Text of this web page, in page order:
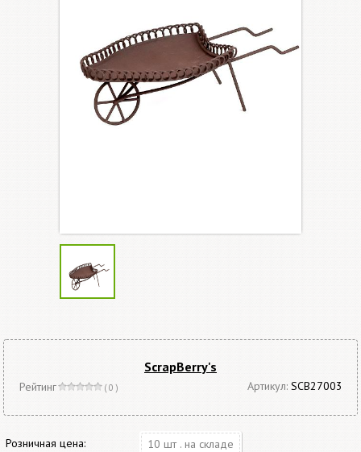
ScrapBerry's
Рейтинг ( 0 ) Артикул: SCB27003
Розничная цена: 10 шт . на складе